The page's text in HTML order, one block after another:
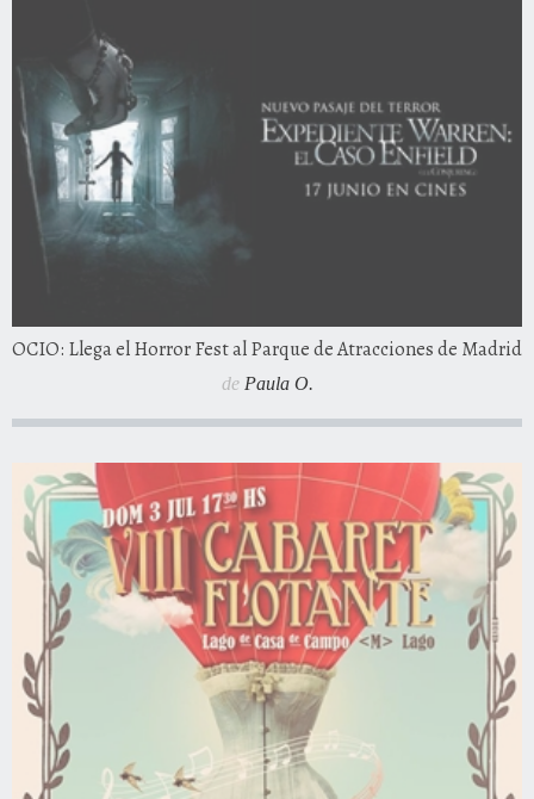
OCIO: Llega el Horror Fest al Parque de Atracciones de Madrid
de Paula O.